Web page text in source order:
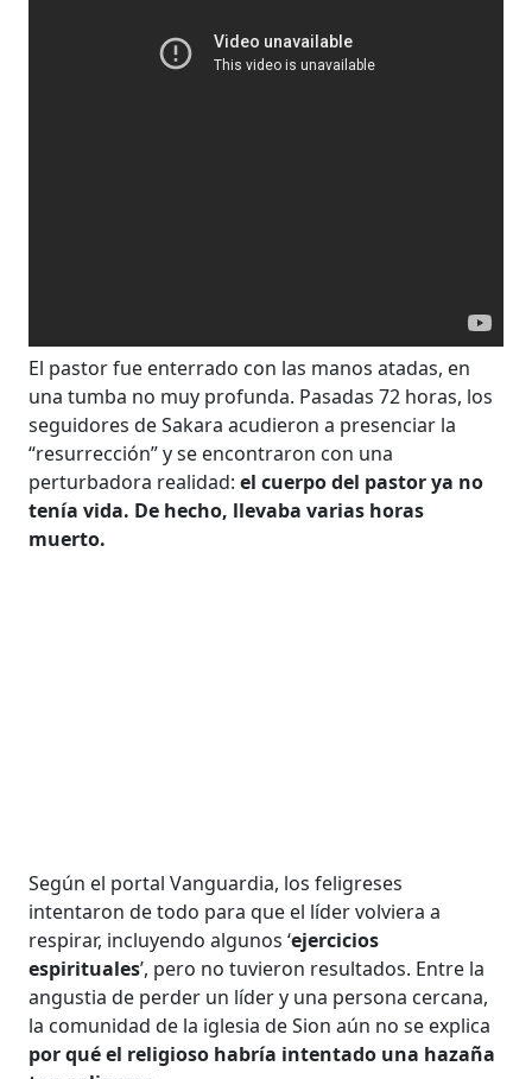
El pastor fue enterrado con las manos atadas, en
una tumba no muy profunda. Pasadas 72 horas, los
seguidores de Sakara acudieron a presenciar la
“resurrección” y se encontraron con una
perturbadora realidad: el cuerpo del pastor ya no
tenía vida. De hecho, llevaba varias horas
muerto.
Según el portal Vanguardia, los feligreses
intentaron de todo para que el líder volviera a
respirar, incluyendo algunos ‘ejercicios
espirituales’, pero no tuvieron resultados. Entre la
angustia de perder un líder y una persona cercana,
la comunidad de la iglesia de Sion aún no se explica
por qué el religioso habría intentado una hazaña